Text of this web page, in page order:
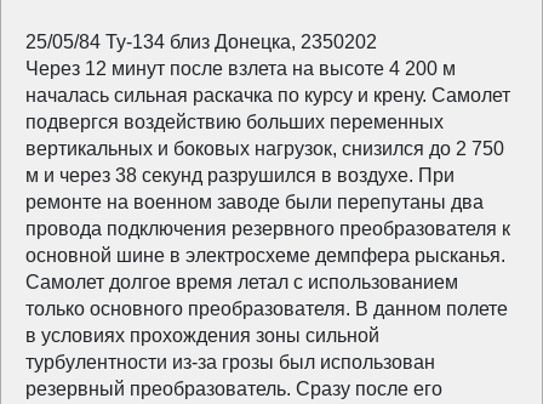
25/05/84 Ту-134 близ Донецка, 2350202
Через 12 минут после взлета на высоте 4 200 м
началась сильная раскачка по курсу и крену. Самолет
подвергся воздействию больших переменных
вертикальных и боковых нагрузок, снизился до 2 750
м и через 38 секунд разрушился в воздухе. При
ремонте на военном заводе были перепутаны два
провода подключения резервного преобразователя к
основной шине в электросхеме демпфера рысканья.
Самолет долгое время летал с использованием
только основного преобразователя. В данном полете
в условиях прохождения зоны сильной
турбулентности из-за грозы был использован
резервный преобразователь. Сразу после его